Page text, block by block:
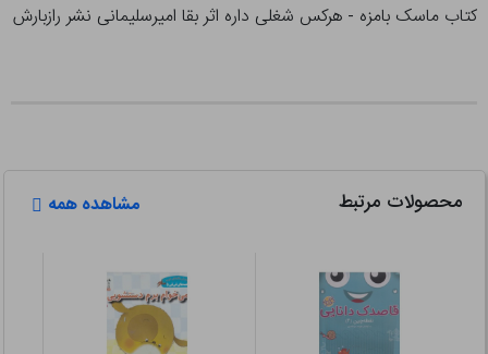
کتاب ماسک بامزه - هرکس شغلی داره اثر بقا امیرسلیمانی نشر رازبارش
محصولات مرتبط مشاهده همه